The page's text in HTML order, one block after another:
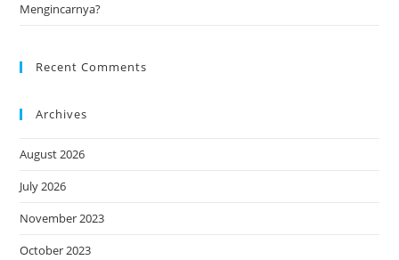
Mengincarnya?
Recent Comments
Archives
August 2026
July 2026
November 2023
October 2023